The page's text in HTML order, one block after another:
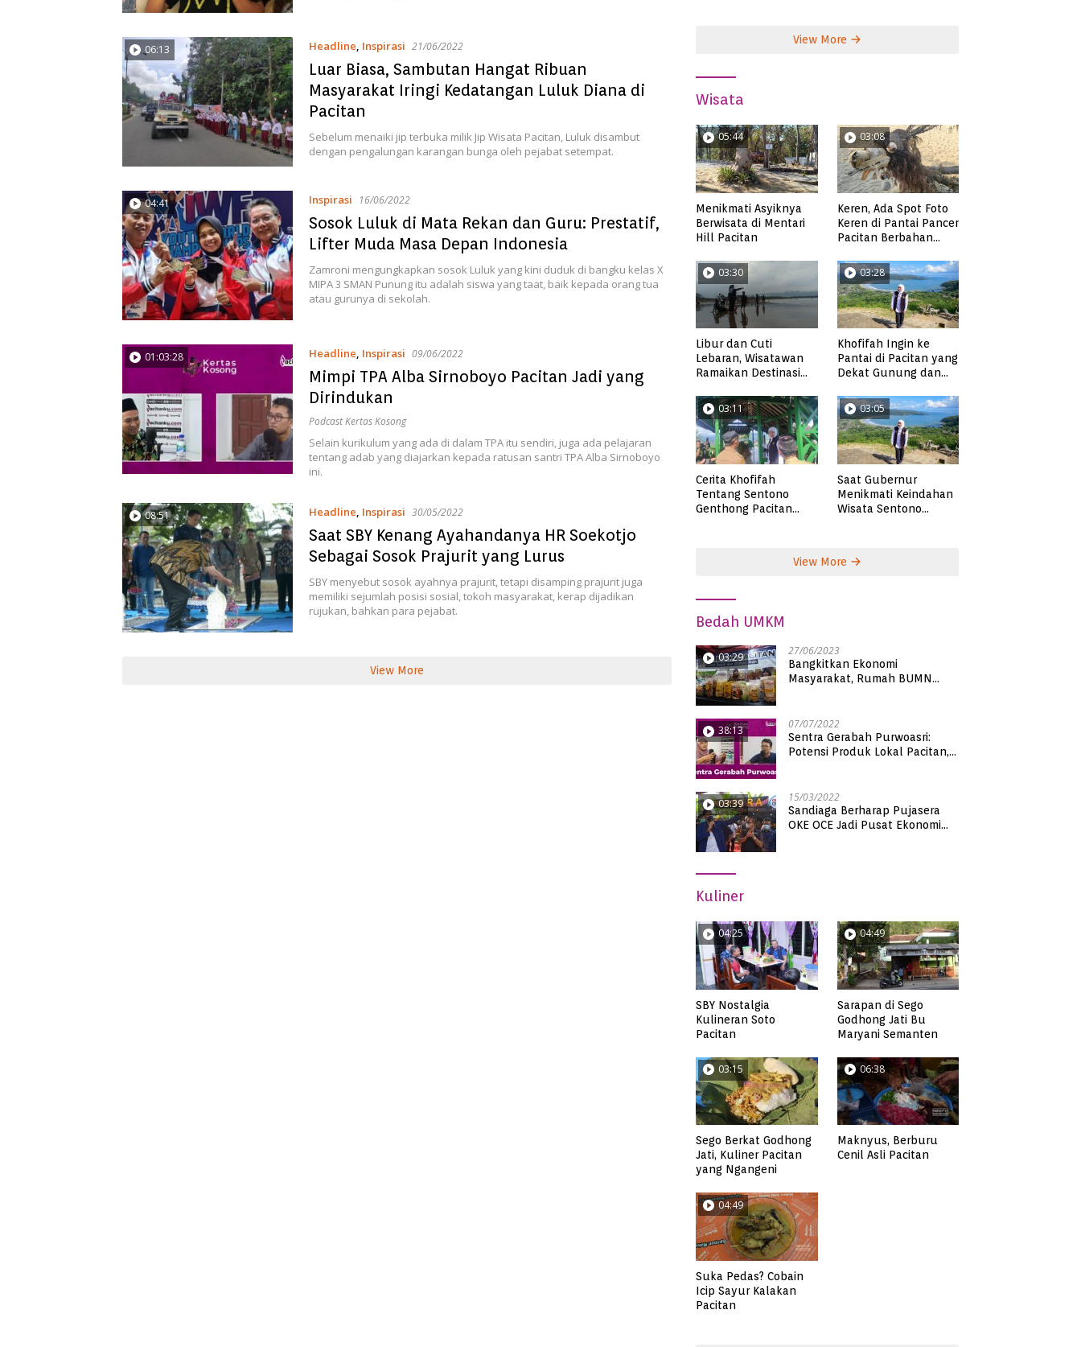
06:13 Headline, Inspirasi 21/06/2022
Luar Biasa, Sambutan Hangat Ribuan
Masyarakat Iringi Kedatangan Luluk Diana di
Pacitan
Sebelum menaiki jip terbuka milik Jip Wisata Pacitan, Luluk disambut
dengan pengalungan karangan bunga oleh pejabat setempat.
04:41 Inspirasi 16/06/2022
Sosok Luluk di Mata Rekan dan Guru: Prestatif,
Lifter Muda Masa Depan Indonesia
Zamroni mengungkapkan sosok Luluk yang kini duduk di bangku kelas X
MIPA 3 SMAN Punung itu adalah siswa yang taat, baik kepada orang tua
atau gurunya di sekolah.
01:03:28 Headline, Inspirasi 09/06/2022
Mimpi TPA Alba Sirnoboyo Pacitan Jadi yang
Dirindukan
Podcast Kertas Kosong
Selain kurikulum yang ada di dalam TPA itu sendiri, juga ada pelajaran
tentang adab yang diajarkan kepada ratusan santri TPA Alba Sirnoboyo
ini.
08:51 Headline, Inspirasi 30/05/2022
Saat SBY Kenang Ayahandanya HR Soekotjo
Sebagai Sosok Prajurit yang Lurus
SBY menyebut sosok ayahnya prajurit, tetapi disamping prajurit juga
memiliki sejumlah posisi sosial, tokoh masyarakat, kerap dijadikan
rujukan, bahkan para pejabat.
View More
View More
Wisata
05:44
Menikmati Asyiknya
Berwisata di Mentari
Hill Pacitan
03:08
Keren, Ada Spot Foto
Keren di Pantai Pancer
Pacitan Berbahan
03:30
Libur dan Cuti
Lebaran, Wisatawan
Ramaikan Destinasi
03:28
Khofifah Ingin ke
Pantai di Pacitan yang
Dekat Gunung dan
Pangasan?
03:11
Cerita Khofifah
Tentang Sentono
Genthong Pacitan
03:05
Saat Gubernur
Menikmati Keindahan
Wisata Sentono
View More
Bedah UMKM
03:29 27/06/2023
Bangkitkan Ekonomi
Masyarakat, Rumah BUMN
38:13 07/07/2022
Sentra Gerabah Purwoasri:
Potensi Produk Lokal Pacitan,
03:39 15/03/2022
Sandiaga Berharap Pujasera
OKE OCE Jadi Pusat Ekonomi
Kuliner
04:25
SBY Nostalgia
Kulineran Soto
Pacitan
04:49
Sarapan di Sego
Godhong Jati Bu
Maryani Semanten
03:15
Sego Berkat Godhong
Jati, Kuliner Pacitan
yang Ngangeni
06:38
Maknyus, Berburu
Cenil Asli Pacitan
04:49
Suka Pedas? Cobain
Icip Sayur Kalakan
Pacitan